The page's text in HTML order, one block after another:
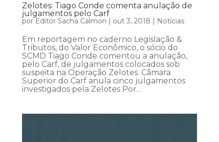
Zelotes: Tiago Conde comenta anulação de
julgamentos pelo Carf
por Editor Sacha Calmon | out 3, 2018 | Notícias
Em reportagem no caderno Legislação &
Tributos, do Valor Econômico, o sócio do
SCMD Tiago Conde comentou a anulação,
pelo Carf, de julgamentos colocados sob
suspeita na Operação Zelotes. Câmara
Superior do Carf anula cinco julgamentos
investigados pela Zelotes Por...